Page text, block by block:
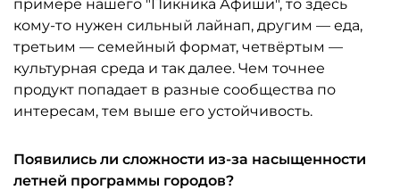
примере нашего "Пикника Афиши", то здесь
кому-то нужен сильный лайнап, другим — еда,
третьим — семейный формат, четвёртым —
культурная среда и так далее. Чем точнее
продукт попадает в разные сообщества по
интересам, тем выше его устойчивость.
Появились ли сложности из-за насыщенности
летней программы городов?